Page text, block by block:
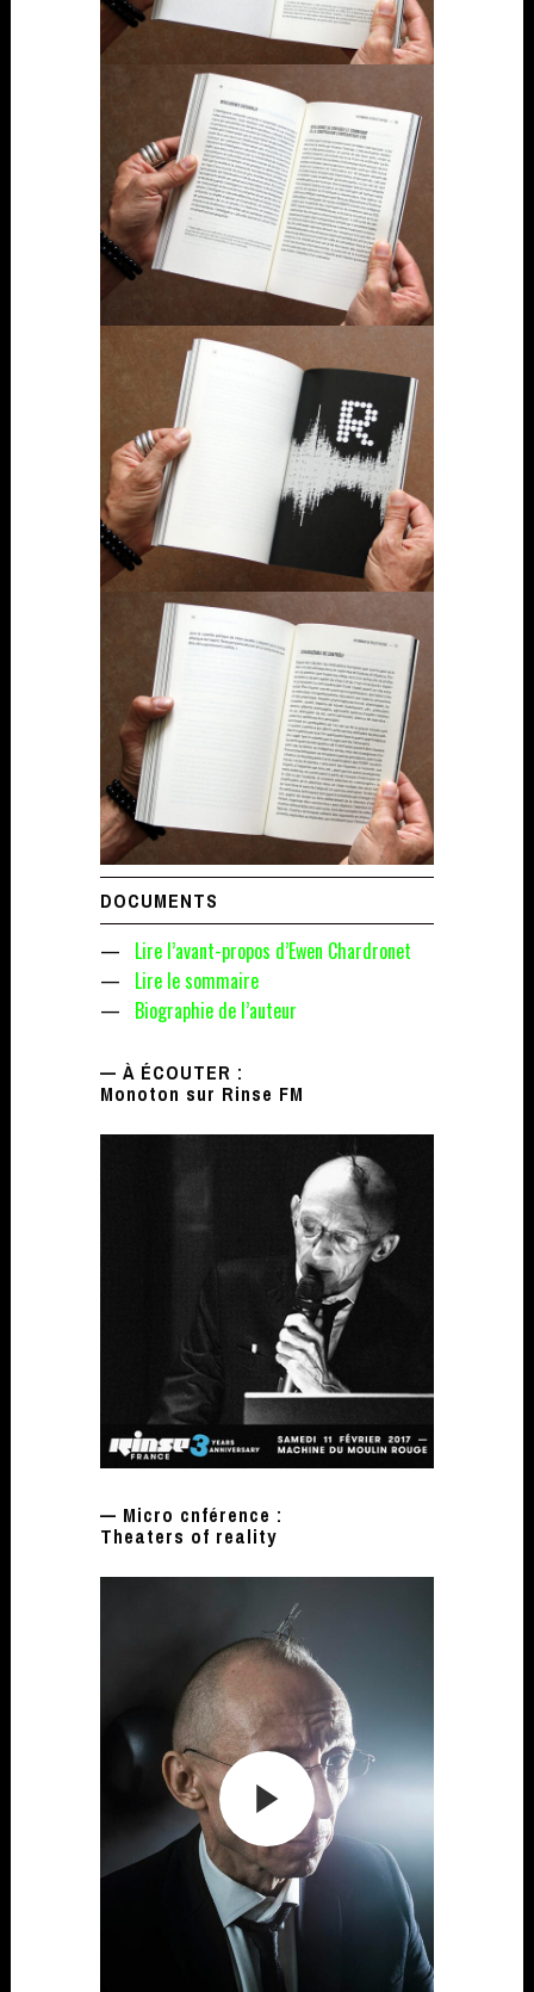
DOCUMENTS
— Lire l’avant-propos d’Ewen Chardronet
— Lire le sommaire
— Biographie de l’auteur
— À ÉCOUTER :
Monoton sur Rinse FM
— Micro cnférence :
Theaters of reality